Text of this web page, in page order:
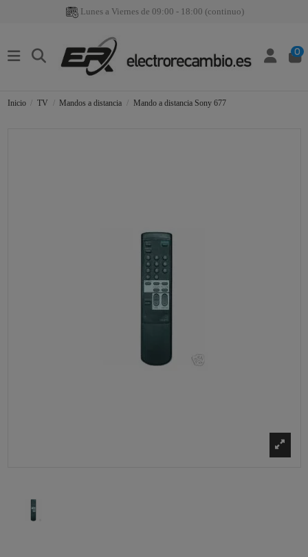
Lunes a Viernes de 09:00 - 18:00 (continuo)
0
Inicio TV Mandos a distancia Mando a distancia Sony 677